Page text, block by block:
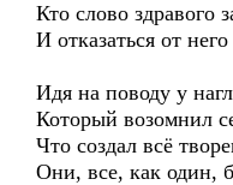
Кто слово здравого
И отказаться от
Идя на поводу у
Который возомнил
Что создал всё
Они, все, как один,